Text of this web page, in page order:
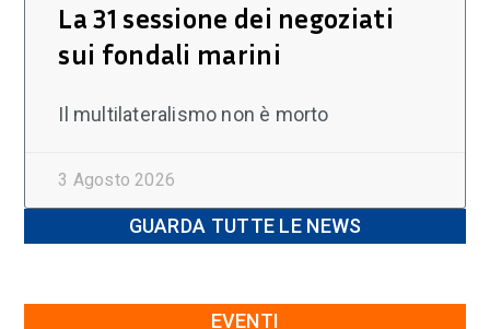
La 31 sessione dei negoziati
sui fondali marini
Il multilateralismo non è morto
3 Agosto 2026
GUARDA TUTTE LE NEWS
EVENTI